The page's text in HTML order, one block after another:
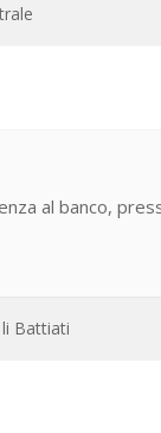
al banco,
Battiati